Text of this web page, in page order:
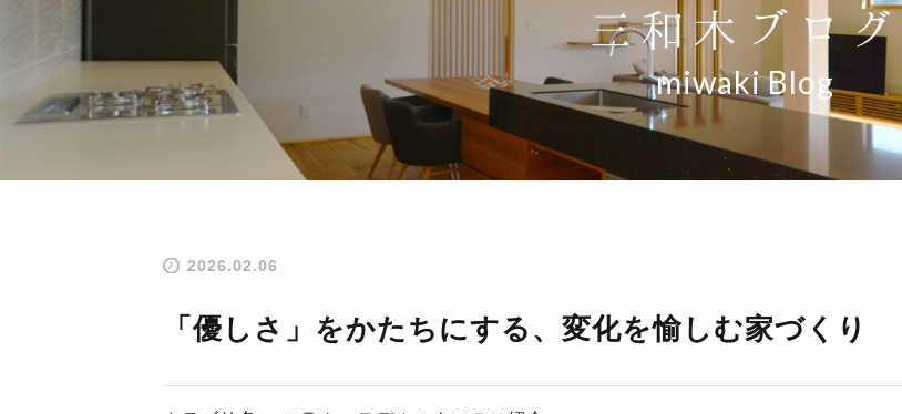
三和木ブログ
miwaki Blog
2026.02.06
「優しさ」をかたちにする、変化を愉しむ家づくり